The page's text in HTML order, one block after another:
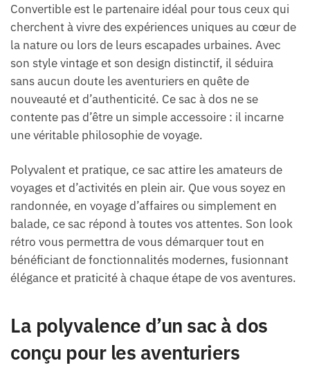
Convertible est le partenaire idéal pour tous ceux qui
cherchent à vivre des expériences uniques au cœur de
la nature ou lors de leurs escapades urbaines. Avec
son style vintage et son design distinctif, il séduira
sans aucun doute les aventuriers en quête de
nouveauté et d’authenticité. Ce sac à dos ne se
contente pas d’être un simple accessoire : il incarne
une véritable philosophie de voyage.
Polyvalent et pratique, ce sac attire les amateurs de
voyages et d’activités en plein air. Que vous soyez en
randonnée, en voyage d’affaires ou simplement en
balade, ce sac répond à toutes vos attentes. Son look
rétro vous permettra de vous démarquer tout en
bénéficiant de fonctionnalités modernes, fusionnant
élégance et praticité à chaque étape de vos aventures.
La polyvalence d’un sac à dos
conçu pour les aventuriers